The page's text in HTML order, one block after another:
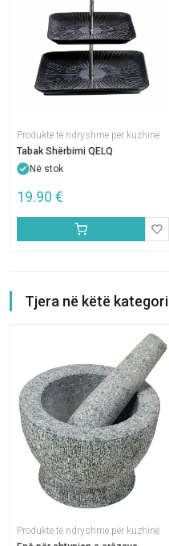
Produkte të ndryshme për kuzhinë
Tabak Shërbimi QELQ
Në stok
19.90 €
Tjera në këtë kategori
Produkte të ndryshme për kuzhinë